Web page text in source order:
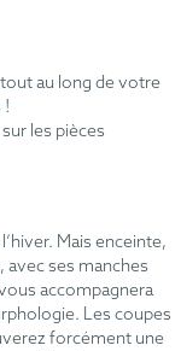
au long de votre
!
les pièces
Mais enceinte,
ses manches
accompagnera
Les coupes
forcément une